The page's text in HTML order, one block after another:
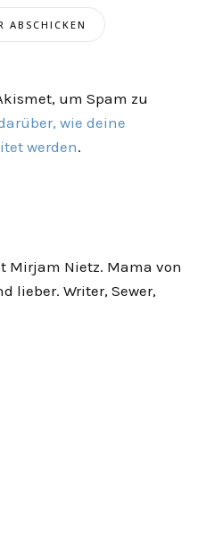
um Spam zu
wie deine
werden.
Mirjam Nietz. Mama von
lieber. Writer, Sewer,